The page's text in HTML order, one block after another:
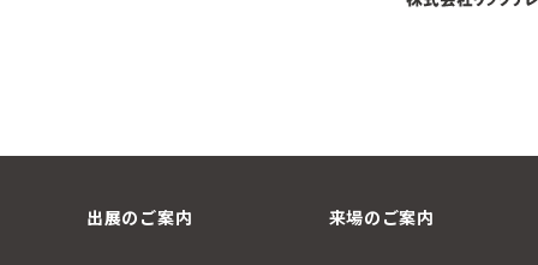
出展のご案内 来場のご案内